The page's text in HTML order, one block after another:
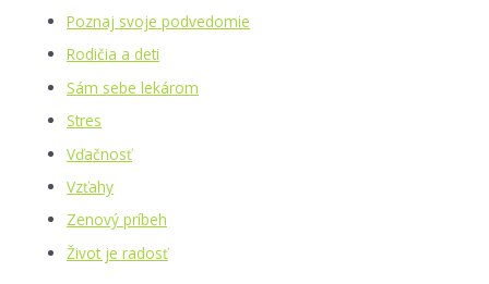
Poznaj svoje podvedomie
Rodičia a deti
Sám sebe lekárom
Stres
Vďačnosť
Vzťahy
Zenový príbeh
Život je radosť